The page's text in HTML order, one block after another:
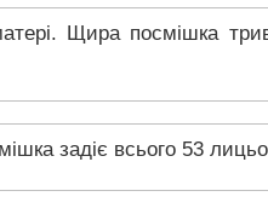
Щира посмішка
задіє всього 53